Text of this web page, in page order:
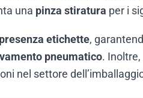
una pinza stiratura per i
etichette,
pneumatico. Inoltre,
nel settore